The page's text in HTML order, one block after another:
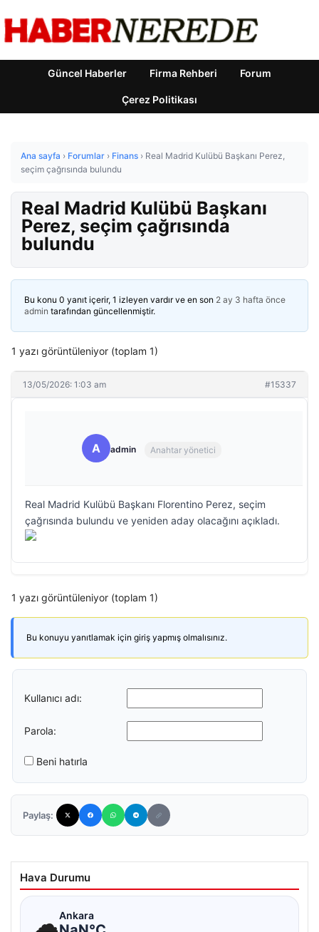
Güncel Haberler Firma Rehberi Forum
Çerez Politikası
Ana sayfa › Forumlar › Finans › Real Madrid Kulübü Başkanı Perez,
seçim çağrısında bulundu
Real Madrid Kulübü Başkanı
Perez, seçim çağrısında
bulundu
Bu konu 0 yanıt içerir, 1 izleyen vardır ve en son 2 ay 3 hafta önce
admin tarafından güncellenmiştir.
1 yazı görüntüleniyor (toplam 1)
13/05/2026: 1:03 am #15337
A admin Anahtar yönetici
Real Madrid Kulübü Başkanı Florentino Perez, seçim
çağrısında bulundu ve yeniden aday olacağını açıkladı.
1 yazı görüntüleniyor (toplam 1)
Bu konuyu yanıtlamak için giriş yapmış olmalısınız.
Kullanıcı adı:
Parola:
Beni hatırla
Paylaş:
Hava Durumu
☁Ankara